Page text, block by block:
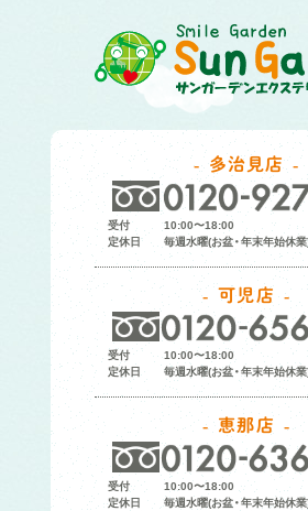
多治見店
受付
10:00〜18:00
定休日
毎週水曜(お盆・年末年始休
可児店
受付
10:00〜18:00
定休日
毎週水曜(お盆・年末年始休
恵那店
受付
10:00〜18:00
定休日
毎週水曜(お盆・年末年始休